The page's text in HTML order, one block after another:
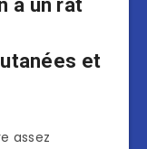
à un rat
et
assez